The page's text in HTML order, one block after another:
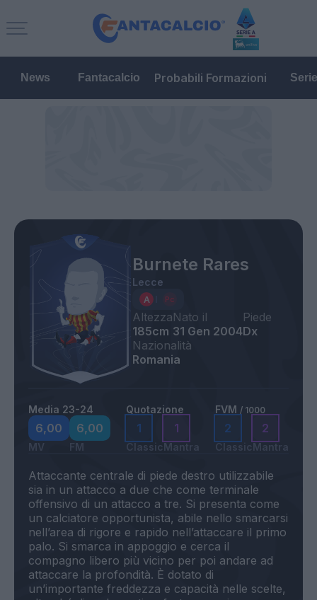
News Fantacalcio Probabili Formazioni
Burnete Rares
Lecce
Altezza
185cm
Nato il
31 Gen 2004
Piede
Dx
Nazionalità
Romania
Media 23-24
6,00
MV
6,00
FM
Quotazione
1
Classic
1
Mantra
FVM / 1000
2
Classic
2
Mantra
Attaccante centrale di piede destro utilizzabile
sia in un attacco a due che come terminale
offensivo di un attacco a tre. Si presenta come
un calciatore opportunista, abile nello smarcarsi
nell’area di rigore e rapido nell’attaccare il primo
palo. Si smarca in appoggio e cerca il
compagno libero più vicino per poi andare ad
attaccare la profondità. È dotato di
un’importante freddezza e capacità nelle scelte,